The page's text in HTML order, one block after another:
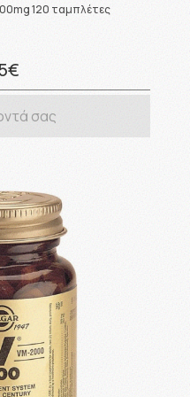
120 ταμπλέτες
σας